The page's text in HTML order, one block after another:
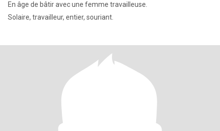
En âge de bâtir avec une femme travailleuse.
Solaire, travailleur, entier, souriant.